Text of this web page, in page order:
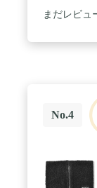
まだレビュ
No.4